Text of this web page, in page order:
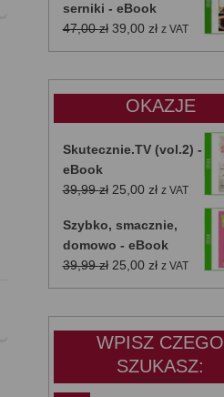
serniki - eBook
47,00zł Pierwotna
cena
39,00 złAktualna
cena
z VAT
OKAZJE
Skutecznie.TV (vol.2) -
eBook
39,99zł Pierwotna
wynosiła:
39,99 zł.
25,00 złAktualna
wynosi:
25,00 zł.
z VAT
Szybko, smacznie,
domowo - eBook
39,99zł Pierwotna
cena
25,00 złAktualna
cena
z VAT
WPISZ CZEGO
SZUKASZ: